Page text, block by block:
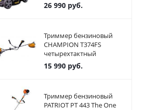
26 990руб.
Триммер бензиновый
CHAMPION T374FS
четырехтактный
15 990руб.
Триммер бензиновый
PATRIOT PT 443 The One